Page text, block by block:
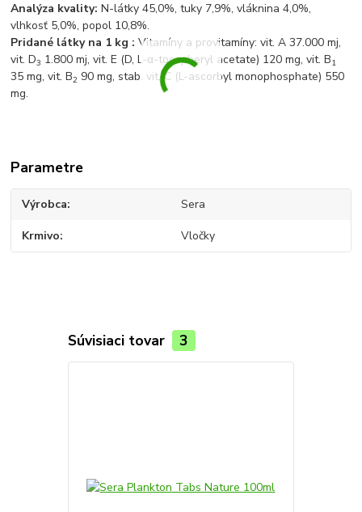
Analýza kvality:N-látky 45,0%, tuky 7,9%, vláknina 4,0%,
vlhkosť 5,0%, popol 10,8%.
Pridané látky na 1 kg :Vitamíny a provitamíny: vit. A 37.000 mj,
vit. D3 1.800 mj, vit. E (D, L-α-tocopheryl acetate) 120 mg, vit. B1
35 mg, vit. B2 90 mg, stab. vit. C (L-ascorbyl monophosphate) 550
mg.
Parametre
Výrobca Sera
Krmivo Vločky
Súvisiaci tovar 3